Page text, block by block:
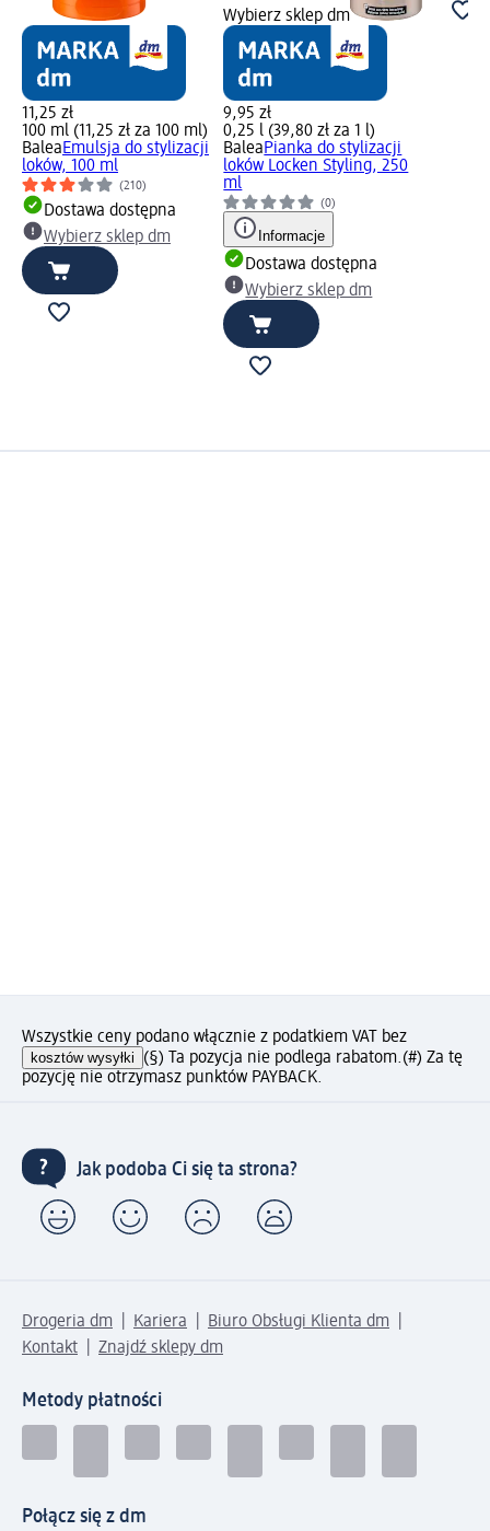
11,25 zł
100 ml (11,25 zł za 100 ml)
BaleaEmulsja do stylizacji
loków, 100 ml
(210)
Dostawa dostępna
Wybierz sklep dm
Wybierz sklep dm
9,95 zł
0,25 l (39,80 zł za 1 l)
BaleaPianka do stylizacji
loków Locken Styling, 250
ml
(0)
Informacje
Dostawa dostępna
Wybierz sklep dm
Wszystkie ceny podano włącznie z podatkiem VAT bez
kosztów wysyłki (§) Ta pozycja nie podlega rabatom.(#) Za tę
pozycję nie otrzymasz punktów PAYBACK.
Jak podoba Ci się ta strona?
Drogeria dm Kariera
Biuro Obsługi Klienta dm
Kontakt
Znajdź sklepy dm
Metody płatności
Połącz się z dm